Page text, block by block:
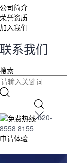
公司简介
荣誉资质
加入我们
联系我们
搜索
020-
8558 8155
申请体验